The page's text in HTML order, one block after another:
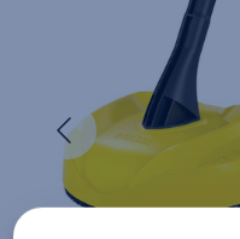
Edellinen